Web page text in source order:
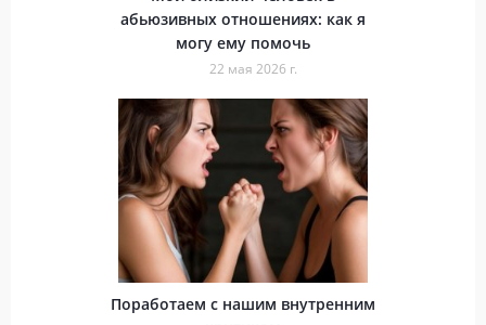
абьюзивных отношениях: как я
могу ему помочь
22 мая 2026 г.
Поработаем с нашим внутренним